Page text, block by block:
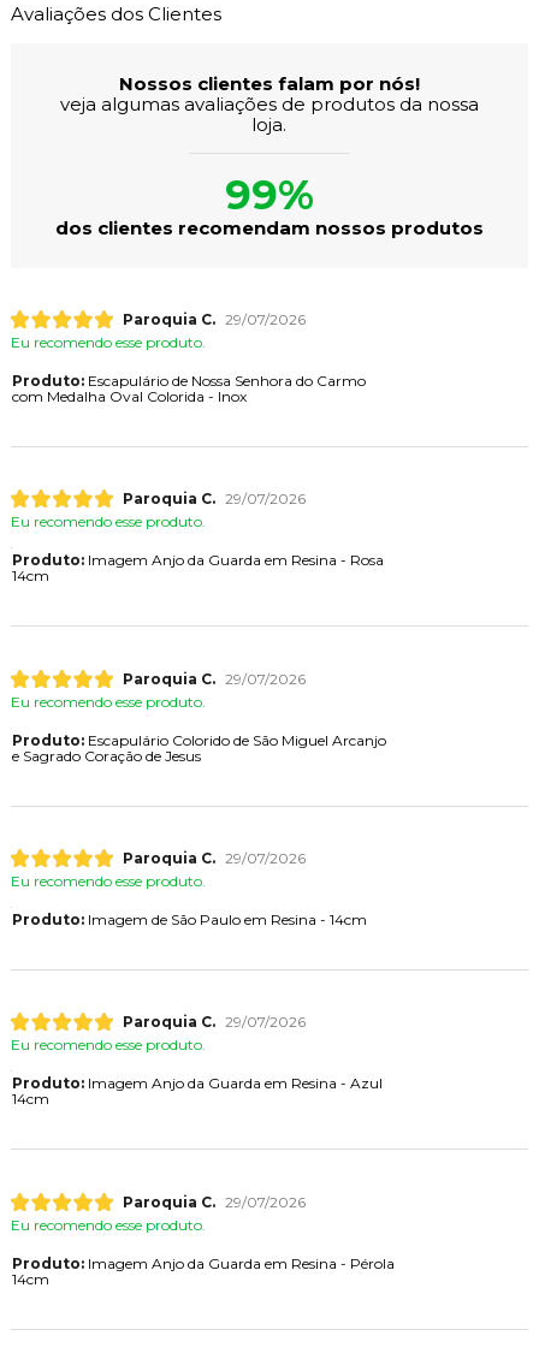
Avaliações dos Clientes
Nossos clientes falam por nós!
veja algumas avaliações de produtos da nossa
loja.
99%
dos clientes recomendam nossos produtos
Paroquia C. 29/07/2026
Eu recomendo esse produto.
Produto:Escapulário de Nossa Senhora do Carmo
com Medalha Oval Colorida - Inox
Paroquia C. 29/07/2026
Eu recomendo esse produto.
Produto:Imagem Anjo da Guarda em Resina - Rosa
14cm
Paroquia C. 29/07/2026
Eu recomendo esse produto.
Produto:Escapulário Colorido de São Miguel Arcanjo
e Sagrado Coração de Jesus
Paroquia C. 29/07/2026
Eu recomendo esse produto.
Produto:Imagem de São Paulo em Resina - 14cm
Paroquia C. 29/07/2026
Eu recomendo esse produto.
Produto:Imagem Anjo da Guarda em Resina - Azul
14cm
Paroquia C. 29/07/2026
Eu recomendo esse produto.
Produto:Imagem Anjo da Guarda em Resina - Pérola
14cm